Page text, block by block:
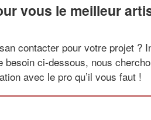
vous le meilleur
contacter pour votre projet ?
besoin ci-dessous, nous
avec le pro qu’il vous faut !